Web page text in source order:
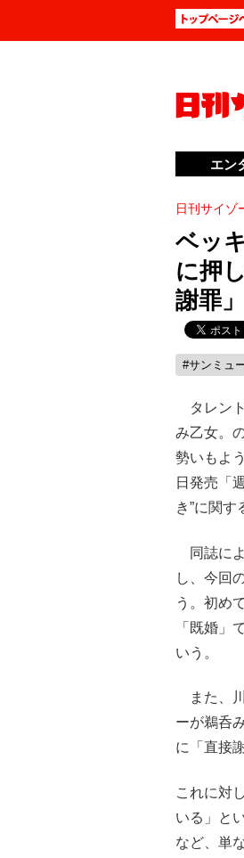
日刊サイゾ
ベッ
に押
謝罪」
#サンミュ
タレン
み乙女。
勢いもよ
日発売「
き”に関す
同誌に
し、今回
う。初め
「既婚」
いう。
また、
ーが鵜呑
に「直接
これに対
いる」と
など、単
エン